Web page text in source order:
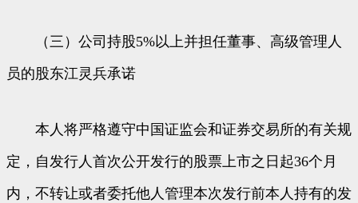
（三）公司持股5%以上并担任董事、高级管理人
员的股东江灵兵承诺
本人将严格遵守中国证监会和证券交易所的有关规
定，自发行人首次公开发行的股票上市之日起36个月
内，不转让或者委托他人管理本次发行前本人持有的发